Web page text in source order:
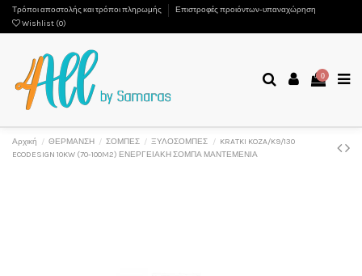
Τρόποι αποστολής και τρόποι πληρωμής
Επιστροφές προιόντων-υπαναχώρηση
Wishlist (0)
0
Αρχική ΘΕΡΜΑΝΣΗ ΣΟΜΠΕΣ ΞΥΛΟΣΟΜΠΕΣ
KRATKI KOZA/K9/130
ECODESIGN 10KW (70-100M2) ΕΝΕΡΓΕΙΑΚΗ ΣΟΜΠΑ ΜΑΝΤΕΜΕΝΙΑ